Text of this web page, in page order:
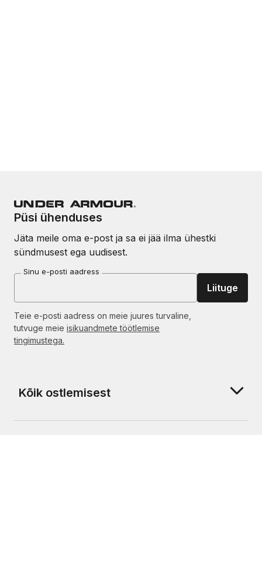
Püsi ühenduses
Jäta meile oma e-post ja sa ei jää ilma ühestki
sündmusest ega uudisest.
Sinu e-posti aadress
Liituge
Teie e-posti aadress on meie juures turvaline,
tutvuge meie isikuandmete töötlemise
tingimustega.
Kõik ostlemisest